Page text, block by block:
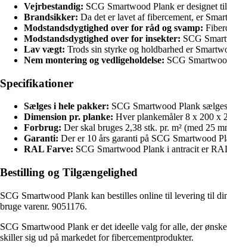
Vejrbestandig: SCG Smartwood Plank er designet
Brandsikker: Da det er lavet af fibercement, er
Modstandsdygtighed over for råd og svamp:
Modstandsdygtighed over for insekter: SCG
Lav vægt: Trods sin styrke og holdbarhed er
Nem montering og vedligeholdelse: SCG
Specifikationer
Sælges i hele pakker: SCG Smartwood Plank
Dimension pr. planke: Hver plankemåler 8 x 200 x
Forbrug: Der skal bruges 2,38 stk. pr. m² (med 25
Garanti: Der er 10 års garanti på SCG Smartwood
RAL Farve: SCG Smartwood Plank i antracit er
Bestilling og Tilgængelighed
SCG Smartwood Plank kan bestilles online til levering til
bruge varenr. 9051176.
SCG Smartwood Plank er det ideelle valg for alle, der
skiller sig ud på markedet for fibercementprodukter.